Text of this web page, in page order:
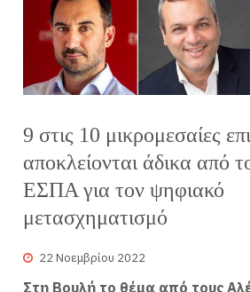
9 στις 10 μικρομεσαίες
αποκλείονται άδικα από
ΕΣΠΑ για τον ψηφιακό
μετασχηματισμό
22 Νοεμβρίου 2022
Στη Βουλή το θέμα από τους